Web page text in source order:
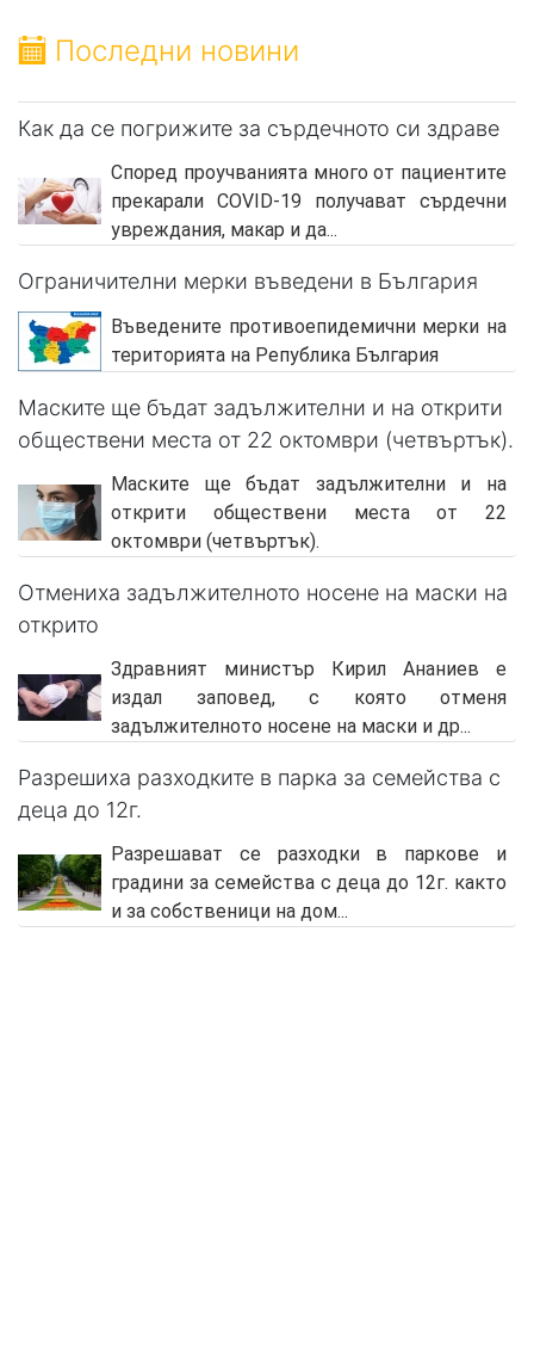
Последни новини
Как да се погрижите за сърдечното си здраве
Според проучванията много от пациентите
прекарали COVID-19 получават сърдечни
увреждания, макар и да...
Ограничителни мерки въведени в България
Въведените противоепидемични мерки на
територията на Република България
Маските ще бъдат задължителни и на открити
обществени места от 22 октомври (четвъртък).
Маските ще бъдат задължителни и на
открити обществени места от 22
октомври (четвъртък).
Отмениха задължителното носене на маски на
открито
Здравният министър Кирил Ананиев е
издал заповед, с която отменя
задължителното носене на маски и др...
Разрешиха разходките в парка за семейства с
деца до 12г.
Разрешават се разходки в паркове и
градини за семейства с деца до 12г. както
и за собственици на дом...